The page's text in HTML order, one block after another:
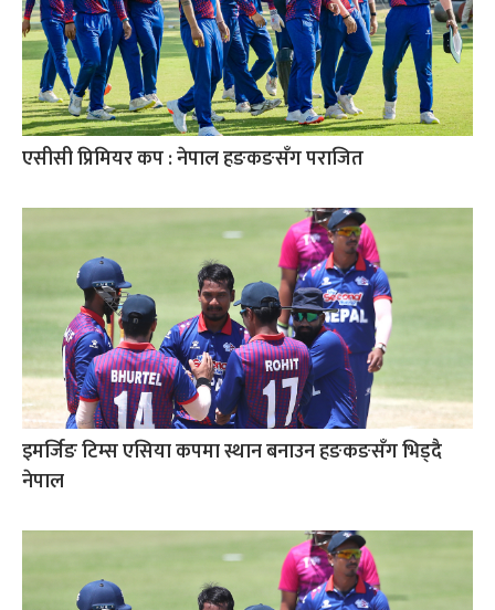
एसीसी प्रिमियर कप : नेपाल हङकङसँग पराजित
इमर्जिङ टिम्स एसिया कपमा स्थान बनाउन हङकङसँग भिड्दै
नेपाल